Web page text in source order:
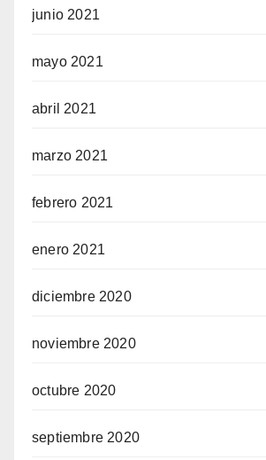
junio 2021
mayo 2021
abril 2021
marzo 2021
febrero 2021
enero 2021
diciembre 2020
noviembre 2020
octubre 2020
septiembre 2020